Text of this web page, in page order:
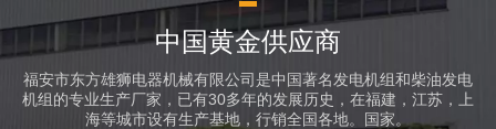
中国黄金供应商
福安市东方雄狮电器机械有限公司是中国著名发电机组和柴油发电
机组的专业生产厂家，已有30多年的发展历史，在福建，江苏，上
海等城市设有生产基地，行销全国各地。国家。